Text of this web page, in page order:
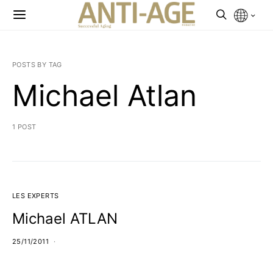
POSTS BY TAG
Michael Atlan
1 POST
LES EXPERTS
Michael ATLAN
25/11/2011